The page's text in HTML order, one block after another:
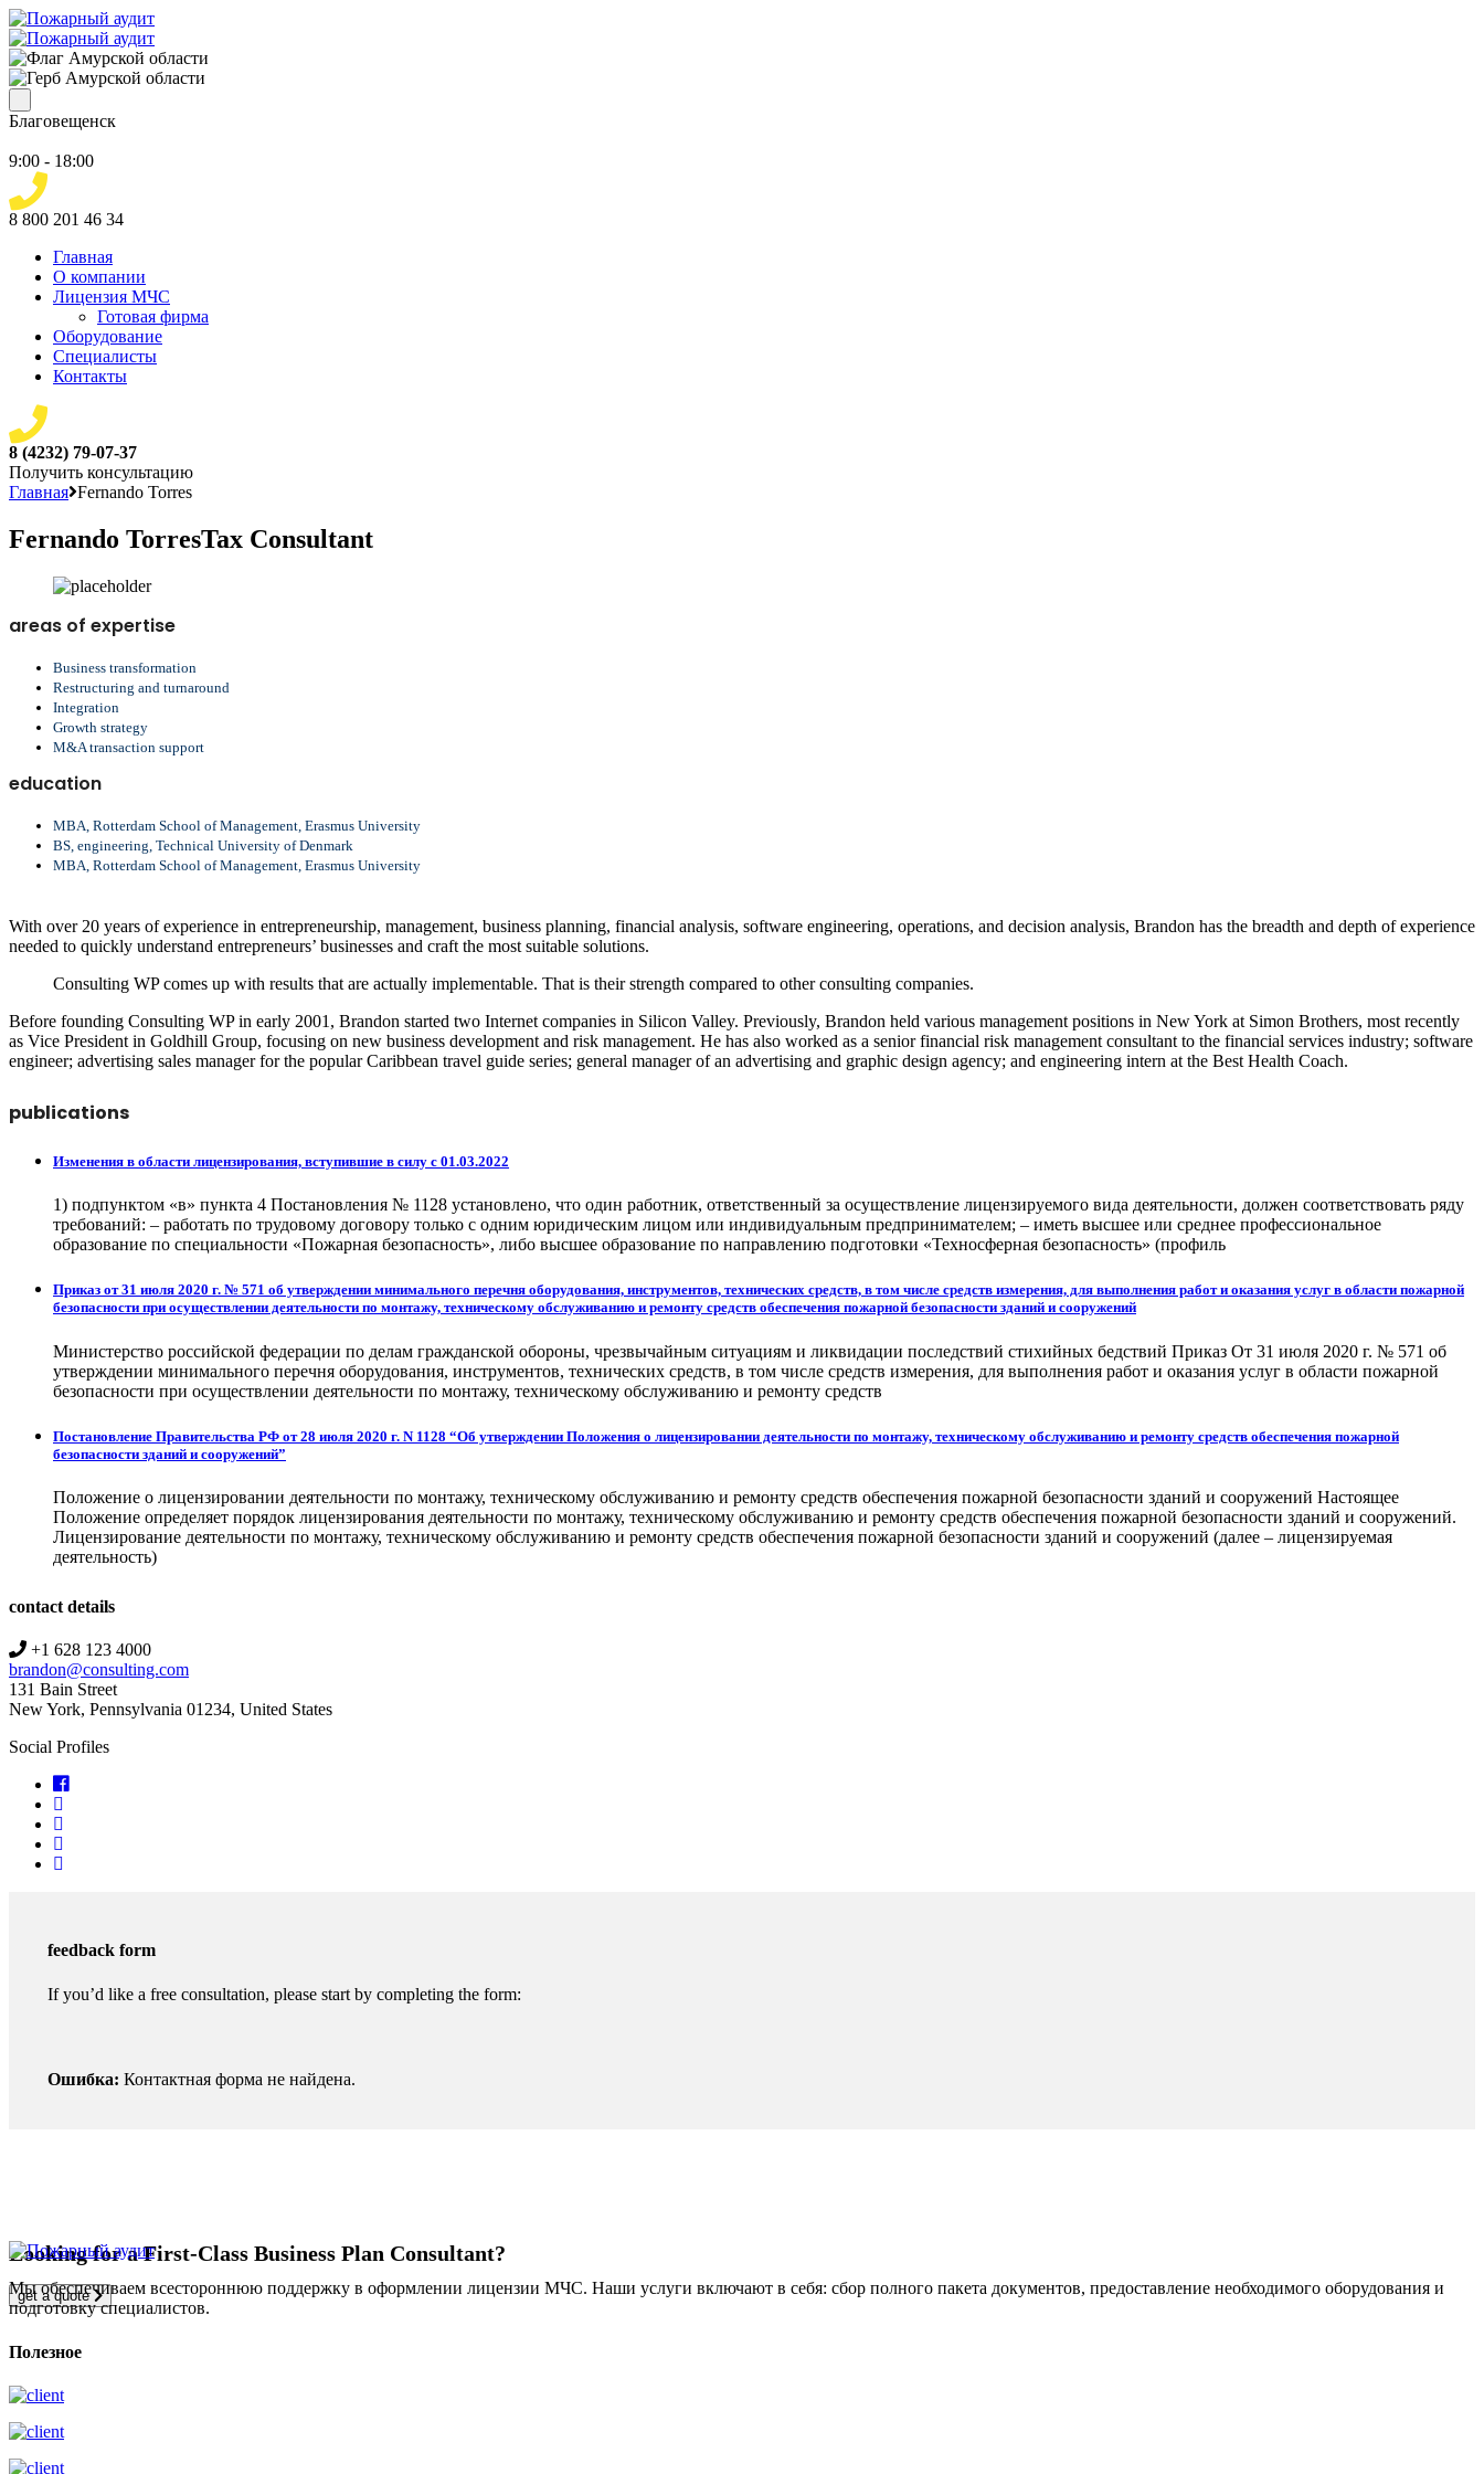
Благовещенск
9:00 - 18:00
8 800 201 46 34
Главная
О компании
Лицензия МЧС
Готовая фирма
Оборудование
Специалисты
Контакты
8 (4232) 79-07-37
Получить консультацию
Главная Fernando Torres
Fernando TorresTax Consultant
areas of expertise
Business transformation
Restructuring and turnaround
Integration
Growth strategy
M&A transaction support
education
MBA, Rotterdam School of Management, Erasmus University
BS, engineering, Technical University of Denmark
MBA, Rotterdam School of Management, Erasmus University
With over 20 years of experience in entrepreneurship, management, business planning, financial analysis, software engineering, operations, and decision analysis, Brandon has the breadth and depth of experience
needed to quickly understand entrepreneurs’ businesses and craft the most suitable solutions.
Consulting WP comes up with results that are actually implementable. That is their strength compared to other consulting companies.
Before founding Consulting WP in early 2001, Brandon started two Internet companies in Silicon Valley. Previously, Brandon held various management positions in New York at Simon Brothers, most recently
as Vice President in Goldhill Group, focusing on new business development and risk management. He has also worked as a senior financial risk management consultant to the financial services industry; software
engineer; advertising sales manager for the popular Caribbean travel guide series; general manager of an advertising and graphic design agency; and engineering intern at the Best Health Coach.
publications
Изменения в области лицензирования, вступившие в силу с 01.03.2022
1) подпунктом «в» пункта 4 Постановления № 1128 установлено, что один работник, ответственный за осуществление лицензируемого вида деятельности, должен соответствовать ряду
требований: – работать по трудовому договору только с одним юридическим лицом или индивидуальным предпринимателем; – иметь высшее или среднее профессиональное
образование по специальности «Пожарная безопасность», либо высшее образование по направлению подготовки «Техносферная безопасность» (профиль
Приказ от 31 июля 2020 г. № 571 об утверждении минимального перечня оборудования, инструментов, технических средств, в том числе средств измерения, для выполнения работ и оказания услуг в области пожарной
безопасности при осуществлении деятельности по монтажу, техническому обслуживанию и ремонту средств обеспечения пожарной безопасности зданий и сооружений
Министерство российской федерации по делам гражданской обороны, чрезвычайным ситуациям и ликвидации последствий стихийных бедствий Приказ От 31 июля 2020 г. № 571 об
утверждении минимального перечня оборудования, инструментов, технических средств, в том числе средств измерения, для выполнения работ и оказания услуг в области пожарной
безопасности при осуществлении деятельности по монтажу, техническому обслуживанию и ремонту средств
Постановление Правительства РФ от 28 июля 2020 г. N 1128 “Об утверждении Положения о лицензировании деятельности по монтажу, техническому обслуживанию и ремонту средств обеспечения пожарной
безопасности зданий и сооружений”
Положение о лицензировании деятельности по монтажу, техническому обслуживанию и ремонту средств обеспечения пожарной безопасности зданий и сооружений Настоящее
Положение определяет порядок лицензирования деятельности по монтажу, техническому обслуживанию и ремонту средств обеспечения пожарной безопасности зданий и сооружений.
Лицензирование деятельности по монтажу, техническому обслуживанию и ремонту средств обеспечения пожарной безопасности зданий и сооружений (далее – лицензируемая
деятельность)
contact details
+1 628 123 4000
brandon@consulting.com
131 Bain Street
New York, Pennsylvania 01234, United States
Social Profiles
feedback form
If you’d like a free consultation, please start by completing the form:
Ошибка: Контактная форма не найдена.
Looking for a First-Class Business Plan Consultant?
get a quote
Мы обеспечиваем всестороннюю поддержку в оформлении лицензии МЧС. Наши услуги включают в себя: сбор полного пакета документов, предоставление необходимого оборудования и
подготовку специалистов.
Полезное